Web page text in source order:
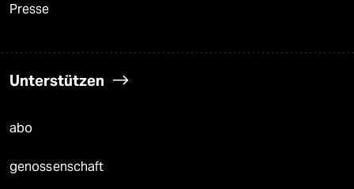
Presse
Unterstützen
abo
genossenschaft